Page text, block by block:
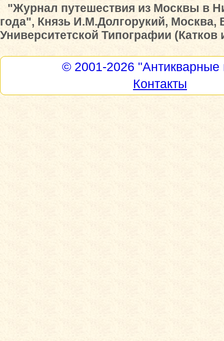
"Журнал путешествия из Москвы в
года", Князь И.М.Долгорукий, Москва,
Университетской Типографии (Катков
© 2001-2026 "Антикварные
Контакты